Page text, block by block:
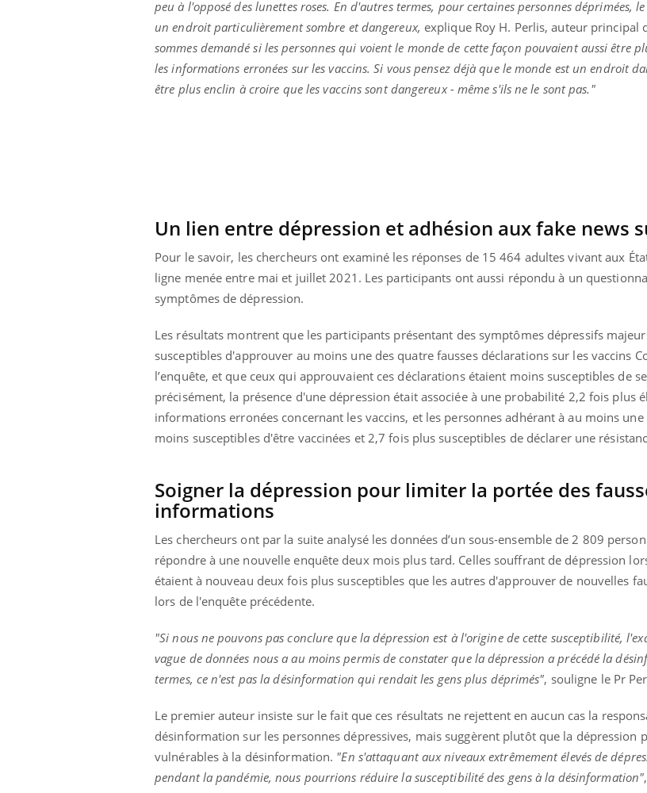
peu à l'opposé des lunettes roses. En d'autres termes, pour certaines personnes déprimées,
un endroit particulièrement sombre et dangereux, explique Roy H. Perlis, auteur principal
sommes demandé si les personnes qui voient le monde de cette façon pouvaient aussi être
les informations erronées sur les vaccins. Si vous pensez déjà que le monde est un endroit
être plus enclin à croire que les vaccins sont dangereux - même s'ils ne le sont pas."
Un lien entre dépression et adhésion aux fake news
Pour le savoir, les chercheurs ont examiné les réponses de 15 464 adultes vivant aux
ligne menée entre mai et juillet 2021. Les participants ont aussi répondu à un
symptômes de dépression.
Les résultats montrent que les participants présentant des symptômes dépressifs
susceptibles d'approuver au moins une des quatre fausses déclarations sur les vaccins
l’enquête, et que ceux qui approuvaient ces déclarations étaient moins susceptibles de
précisément, la présence d'une dépression était associée à une probabilité 2,2 fois plus
informations erronées concernant les vaccins, et les personnes adhérant à au moins
moins susceptibles d'être vaccinées et 2,7 fois plus susceptibles de déclarer une
Soigner la dépression pour limiter la portée des
informations
Les chercheurs ont par la suite analysé les données d’un sous-ensemble de 2 809
répondre à une nouvelle enquête deux mois plus tard. Celles souffrant de dépression
étaient à nouveau deux fois plus susceptibles que les autres d'approuver de nouvelles
lors de l'enquête précédente.
"Si nous ne pouvons pas conclure que la dépression est à l'origine de cette susceptibilité,
vague de données nous a au moins permis de constater que la dépression a précédé la
termes, ce n'est pas la désinformation qui rendait les gens plus déprimés", souligne le Pr
Le premier auteur insiste sur le fait que ces résultats ne rejettent en aucun cas la
désinformation sur les personnes dépressives, mais suggèrent plutôt que la dépression
vulnérables à la désinformation. "En s'attaquant aux niveaux extrêmement élevés de
pendant la pandémie, nous pourrions réduire la susceptibilité des gens à la désinformation"